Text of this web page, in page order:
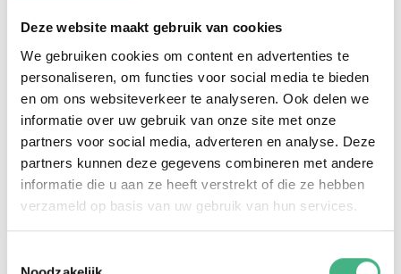
Deze website maakt gebruik van cookies
We gebruiken cookies om content en advertenties te
personaliseren, om functies voor social media te bieden
en om ons websiteverkeer te analyseren. Ook delen we
informatie over uw gebruik van onze site met onze
partners voor social media, adverteren en analyse. Deze
partners kunnen deze gegevens combineren met andere
informatie die u aan ze heeft verstrekt of die ze hebben
verzameld op basis van uw gebruik van hun services.
Jongerenwerk Vlaardingen
jongerenwerk@minters.nl
010 435 10 22